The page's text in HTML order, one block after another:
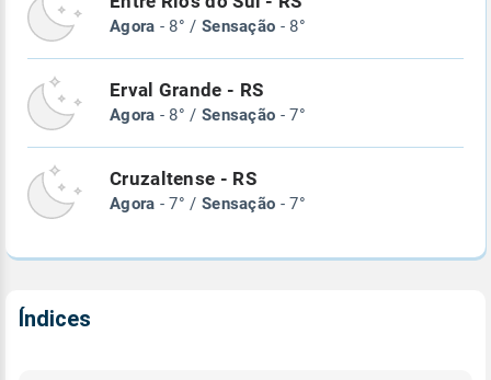
Agora - 8° / Sensação - 8°
Erval Grande - RS
Agora - 8° / Sensação - 7°
Cruzaltense - RS
Agora - 7° / Sensação - 7°
Índices